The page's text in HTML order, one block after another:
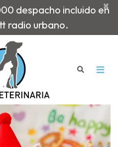
despacho incluido en
radio urbano.
×